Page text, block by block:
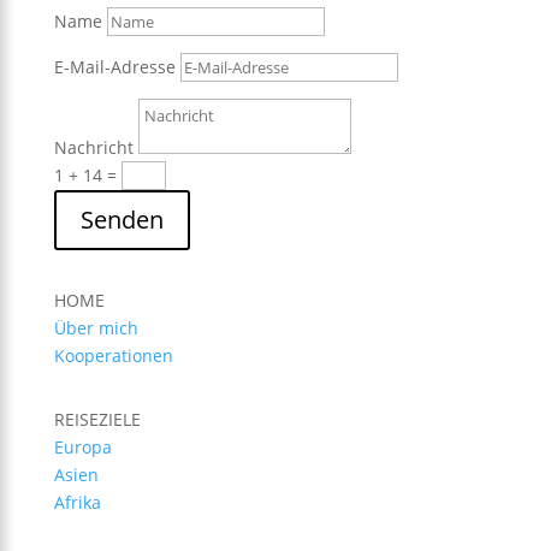
Name
E-Mail-Adresse
Nachricht
1 + 14=
Senden
HOME
Über mich
Kooperationen
REISEZIELE
Europa
Asien
Afrika